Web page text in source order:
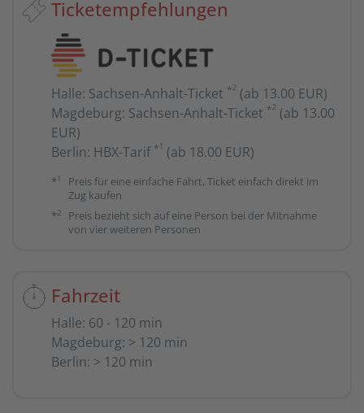
Ticketempfehlungen
Halle: Sachsen-Anhalt-Ticket *2 (ab 13.00 EUR)
Magdeburg: Sachsen-Anhalt-Ticket *2 (ab 13.00
EUR)
Berlin: HBX-Tarif *1 (ab 18.00 EUR)
*1
Preis für eine einfache Fahrt, Ticket einfach direkt im
Zug kaufen
*2
Preis bezieht sich auf eine Person bei der Mitnahme
von vier weiteren Personen
Fahrzeit
Halle: 60 - 120 min
Magdeburg: > 120 min
Berlin: > 120 min